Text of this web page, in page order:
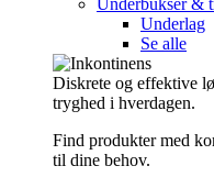
Underbukser &
Underlag
Se alle
Diskrete og effektive
tryghed i hverdagen.
Find produkter med
til dine behov.